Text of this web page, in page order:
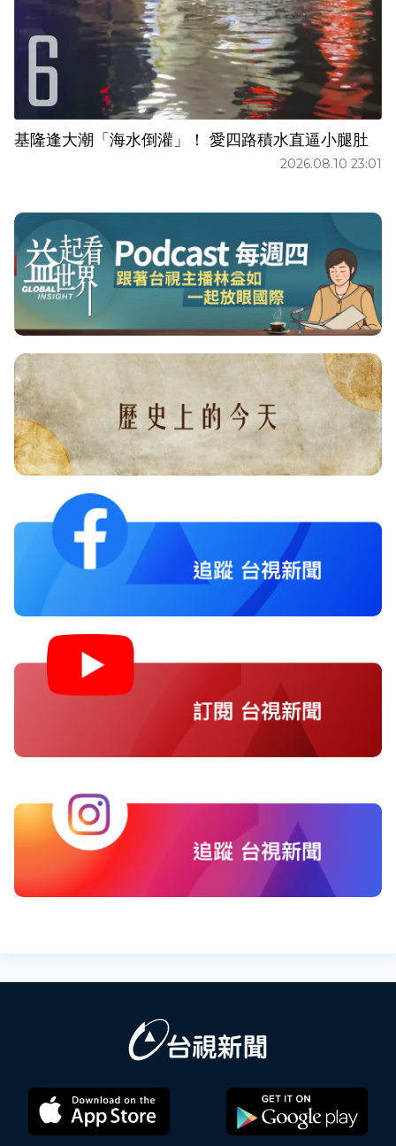
基隆逢大潮「海水倒灌」！ 愛四路積水直逼小腿肚
2026.08.10 23:01